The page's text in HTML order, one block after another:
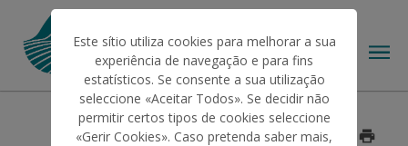
Data: 2015/01/08
Este sítio utiliza cookies para melhorar a sua
experiência de navegação e para fins
estatísticos. Se consente a sua utilização
seleccione «Aceitar Todos». Se decidir não
permitir certos tipos de cookies seleccione
«Gerir Cookies». Caso pretenda saber mais,